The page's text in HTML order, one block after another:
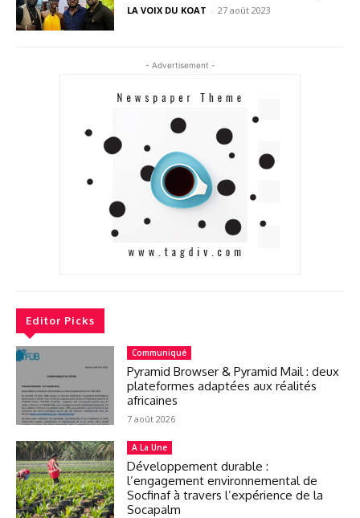
LA VOIX DU KOAT - 27 août 2023
- Advertisement -
Editor Picks
Communiqué
Pyramid Browser & Pyramid Mail : deux
plateformes adaptées aux réalités
africaines
7 août 2026
A La Une
Développement durable :
l’engagement environnemental de
Socfinaf à travers l’expérience de la
Socapalm